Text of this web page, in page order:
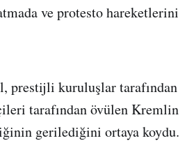
ve protesto hareketlerini
prestijli kuruluşlar tarafından
tarafından övülen Kremlin
gerilediğini ortaya koydu.